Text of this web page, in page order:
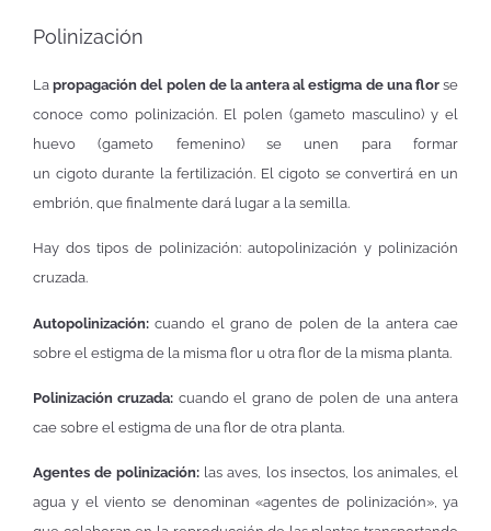
Polinización
Lapropagación del polen de la antera al estigma de una florse
conoce como polinización. El polen (gameto masculino) y el
huevo (gameto femenino) se unen para formar
un cigoto durante la fertilización. El cigoto se convertirá en un
embrión, que finalmente dará lugar a la semilla.
Hay dos tipos de polinización: autopolinización y polinización
cruzada.
Autopolinización: cuando el grano de polen de la antera cae
sobre el estigma de la misma flor u otra flor de la misma planta.
Polinización cruzada: cuando el grano de polen de una antera
cae sobre el estigma de una flor de otra planta.
Agentes de polinización: las aves, los insectos, los animales, el
agua y el viento se denominan «agentes de polinización», ya